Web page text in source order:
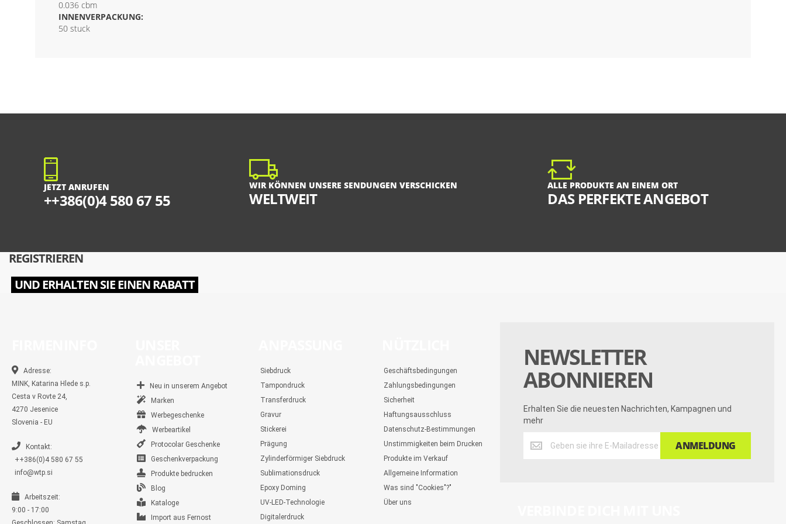
0.036 cbm
INNENVERPACKUNG:
50 stuck
JETZT ANRUFEN
++386(0)4 580 67 55
WIR KÖNNEN UNSERE SENDUNGEN VERSCHICKEN
WELTWEIT
ALLE PRODUKTE AN EINEM ORT
DAS PERFEKTE ANGEBOT
REGISTRIEREN
UND ERHALTEN SIE EINEN RABATT
NEWSLETTER
ABONNIEREN
Erhalten Sie die neuesten Nachrichten, Kampagnen und
mehr
Sie
ANMELDUNG
Adresse:
MINK, Katarina Hlede s.p.
Cesta v Rovte 24,
4270 Jesenice
Slovenia - EU
Kontakt:
++386(0)4 580 67 55
info@wtp.si
Arbeitszeit:
9:00 - 17:00
Neu in unserem Angebot
Marken
Werbegeschenke
Werbeartikel
Protocolar Geschenke
Geschenkverpackung
Produkte bedrucken
Blog
Kataloge
Import aus Fernost
Siebdruck
Tampondruck
Transferdruck
Gravur
Stickerei
Prägung
Zylinderförmiger Siebdruck
Sublimationsdruck
Epoxy Doming
UV-LED-Technologie
Digitalerdruck
Geschäftsbedingungen
Zahlungsbedingungen
Sicherheit
Haftungsausschluss
Datenschutz-Bestimmungen
Unstimmigkeiten beim Drucken
Produkte im Verkauf
Allgemeine Information
Was sind "Cookies"?"
Über uns